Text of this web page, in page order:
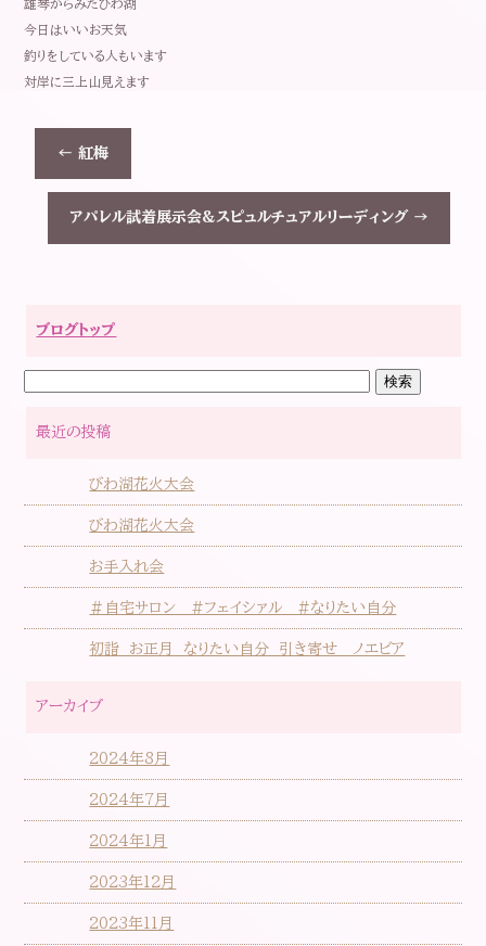
雄琴からみたびわ湖
今日はいいお天気
釣りをしている人もいます
対岸に三上山見えます
← 紅梅
アパレル試着展示会&スピュルチュアルリーディング →
ブログトップ
最近の投稿
びわ湖花火大会
びわ湖花火大会
お手入れ会
＃自宅サロン #フェイシァル #なりたい自分
初詣 お正月 なりたい自分 引き寄せ ノエビア
アーカイブ
2024年8月
2024年7月
2024年1月
2023年12月
2023年11月